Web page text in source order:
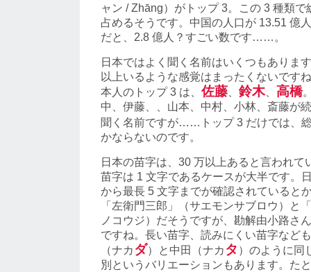
ャン / Zhāng）がトップ 3。この 3 種類
占めるそうです。中国の人口が 13.51 億
だと、2.8 億人？すごい数です……。
日本ではよく聞く名前はいくつもありま
以上いるような感覚はまったくないです
本人のトップ 3 は、 佐藤 鈴木、 高橋
中、伊藤、、山本、中村、小林、斎藤が
聞く名前ですが……トップ 3 だけでは、
かならないのです。
日本の苗字は、30 万以上あると言われて
苗字は 1 文字であるケースが大半です。
から最長 5 文字までが確認されていると
「左衛門三郎」（サエモンサブロウ）と
ノコウジ）だそうですが、勘解由小路さ
ですね。長い苗字、読みにくい苗字など
（ナカダ）と中田（ナカ タ ）のように同
別というバリエーションもあります。た